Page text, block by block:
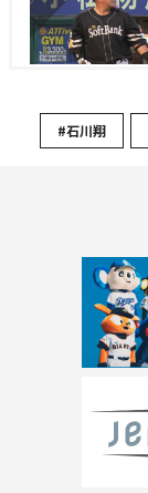
#石川翔